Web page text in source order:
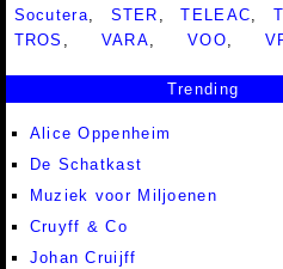
Socutera
STER ,TELEAC
TROS
VARA ,VOO ,
Trending
Alice Oppenheim
De Schatkast
Muziek voor Miljoenen
Cruyff & Co
Johan Cruijff